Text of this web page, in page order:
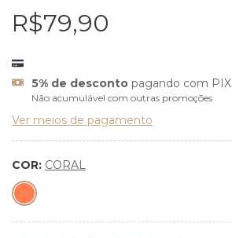
R$79,90
5% de desconto pagando com PIX
Não acumulável com outras promoções
Ver meios de pagamento
COR: CORAL